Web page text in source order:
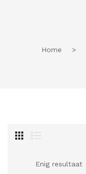
Home >
Enig resultaat